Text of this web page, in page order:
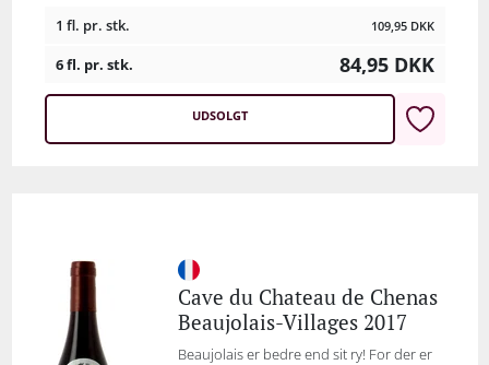
1 fl. pr. stk. 109,95 DKK
6 fl. pr. stk. 84,95 DKK
UDSOLGT
Cave du Chateau de Chenas
Beaujolais-Villages 2017
Beaujolais er bedre end sit ry! For der er